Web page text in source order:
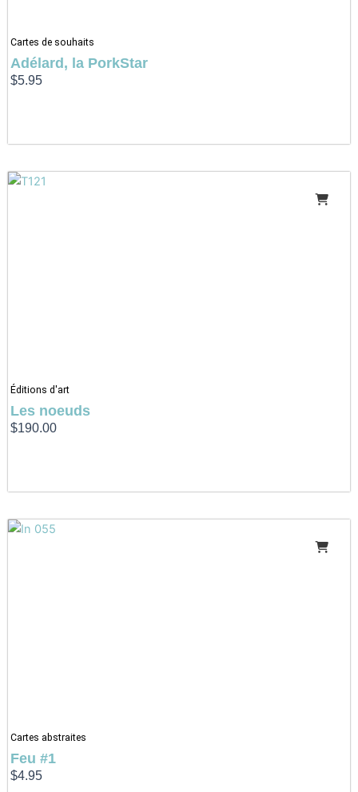
Cartes de souhaits
Adélard, la PorkStar
$5.95
Éditions d'art
Les noeuds
$190.00
Cartes abstraites
Feu #1
$4.95